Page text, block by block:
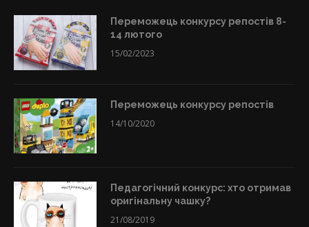
Переможець конкурсу репостів 8-
14 лютого
15/02/2023
Переможець конкурсу репостів
14/10/2020
Педагогічний конкурс: хто отримав
оригінальну чашку?
21/08/2019